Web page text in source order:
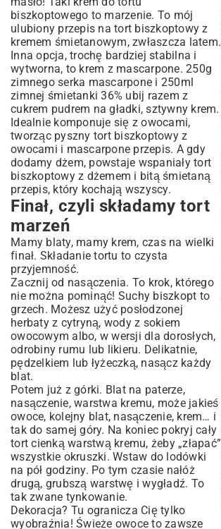
biszkoptowego to marzenie. To mój
ulubiony przepis na tort biszkoptowy z
kremem śmietanowym, zwłaszcza latem.
Inna opcja, trochę bardziej stabilna i
wytworna, to krem z mascarpone. 250g
zimnego serka mascarpone i 250ml
zimnej śmietanki 36% ubij razem z
cukrem pudrem na gładki, sztywny krem.
Idealnie komponuje się z owocami,
tworząc pyszny tort biszkoptowy z
owocami i mascarpone przepis. A gdy
dodamy dżem, powstaje wspaniały tort
biszkoptowy z dżemem i bitą śmietaną
przepis, który kochają wszyscy.
Finał, czyli składamy tort
marzeń
Mamy blaty, mamy krem, czas na wielki
finał. Składanie tortu to czysta
przyjemność.
Zacznij od nasączenia. To krok, którego
nie można pominąć! Suchy biszkopt to
grzech. Możesz użyć posłodzonej
herbaty z cytryną, wody z sokiem
owocowym albo, w wersji dla dorosłych,
odrobiny rumu lub likieru. Delikatnie,
pędzelkiem lub łyżeczką, nasącz każdy
blat.
Potem już z górki. Blat na paterze,
nasączenie, warstwa kremu, może jakieś
owoce, kolejny blat, nasączenie, krem… i
tak do samej góry. Na koniec pokryj cały
tort cienką warstwą kremu, żeby „złapać”
wszystkie okruszki. Wstaw do lodówki
na pół godziny. Po tym czasie nałóż
drugą, grubszą warstwę i wygładź. To
tak zwane tynkowanie.
Dekoracja? Tu ogranicza Cię tylko
wyobraźnia! Świeże owoce to zawsze